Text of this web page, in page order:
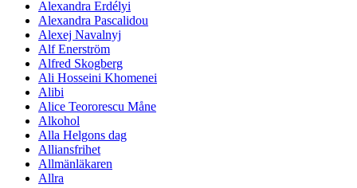
Alexandra Erdélyi
Alexandra Pascalidou
Alexej Navalnyj
Alf Enerström
Alfred Skogberg
Ali Hosseini Khomenei
Alibi
Alice Teororescu Måne
Alkohol
Alla Helgons dag
Alliansfrihet
Allmänläkaren
Allra